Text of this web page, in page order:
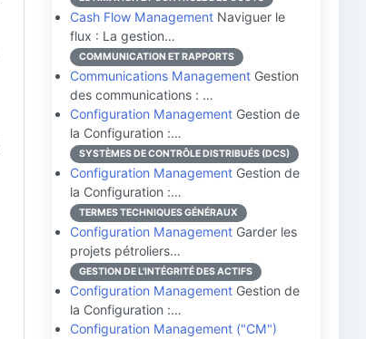
Cash Flow Management Naviguer le
flux : La gestion…
COMMUNICATION ET RAPPORTS
Communications Management Gestion
des communications : …
Configuration Management Gestion de
la Configuration :…
SYSTÈMES DE CONTRÔLE DISTRIBUÉS (DCS)
Configuration Management Gestion de
la Configuration :…
TERMES TECHNIQUES GÉNÉRAUX
Configuration Management Garder les
projets pétroliers…
GESTION DE L'INTÉGRITÉ DES ACTIFS
Configuration Management Gestion de
la Configuration :…
Configuration Management ("CM")